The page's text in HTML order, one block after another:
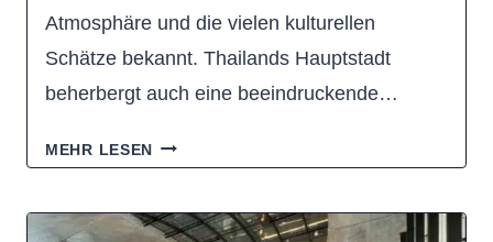
Atmosphäre und die vielen kulturellen
Schätze bekannt. Thailands Hauptstadt
beherbergt auch eine beeindruckende…
MEHR LESEN LUXUSHOTEL
UNSERE